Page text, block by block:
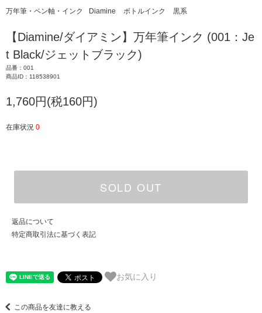
万年筆・ペン軸・インク Diamine ボトルインク 黒系
【Diamine/ダイアミン】万年筆インク (001：Je
t Black/ジェットブラック)
品番：001
商品ID：118538901
1,760円(税160円)
在庫状況 0
SOLD OUT
返品について
特定商取引法に基づく表記
お気に入り
この商品を友達に教える